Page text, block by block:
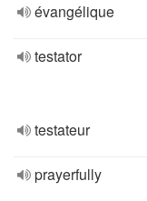
évangélique
testator
testateur
prayerfully